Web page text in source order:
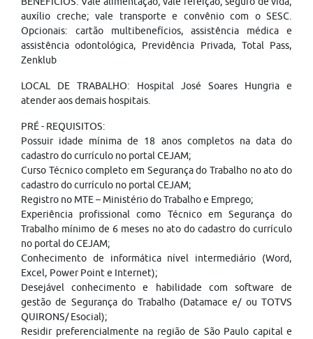
auxílio creche; vale transporte e convênio com o SESC.
Opcionais: cartão multibenefícios, assistência médica e
assistência odontológica, Previdência Privada, Total Pass,
Zenklub
LOCAL DE TRABALHO: Hospital José Soares Hungria e
atender aos demais hospitais.
PRÉ - REQUISITOS:
Possuir idade mínima de 18 anos completos na data do
cadastro do currículo no portal CEJAM;
Curso Técnico completo em Segurança do Trabalho no ato do
cadastro do currículo no portal CEJAM;
Registro no MTE – Ministério do Trabalho e Emprego;
Experiência profissional como Técnico em Segurança do
Trabalho mínimo de 6 meses no ato do cadastro do currículo
no portal do CEJAM;
Conhecimento de informática nível intermediário (Word,
Excel, Power Point e Internet);
Desejável conhecimento e habilidade com software de
gestão de Segurança do Trabalho (Datamace e/ ou TOTVS
QUIRONS/ Esocial);
Residir preferencialmente na região de São Paulo capital e